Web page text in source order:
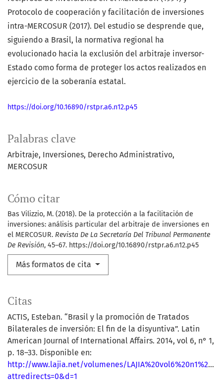
Palabras clave
Arbitraje Inversiones Derecho Administrativo
MERCOSUR
Cómo citar
Bas Vilizzio, M. (2018). De la protección a la facilitación de
inversiones: análisis particular del arbitraje de inversiones en
el MERCOSUR. Revista De La Secretaría Del Tribunal Permanente
De Revisión, 45–67. https://doi.org/10.16890/rstpr.a6.n12.p45
Más formatos de cita
Protocolo de cooperación y facilitación de inversiones
intra-MERCOSUR (2017). Del estudio se desprende que,
siguiendo a Brasil, la normativa regional ha
evolucionado hacia la exclusión del arbitraje inversor-
Estado como forma de proteger los actos realizados en
ejercicio de la soberanía estatal.
https://doi.org/10.16890/rstpr.a6.n12.p45
Citas
ACTIS, Esteban. “Brasil y la promoción de Tratados
Bilaterales de inversión: El fin de la disyuntiva”. Latin
American Journal of International Affairs. 2014, vol 6, n° 1,
p. 18–33. Disponible en:
http://www.lajia.net/volumenes/
attredirects=0&d=1